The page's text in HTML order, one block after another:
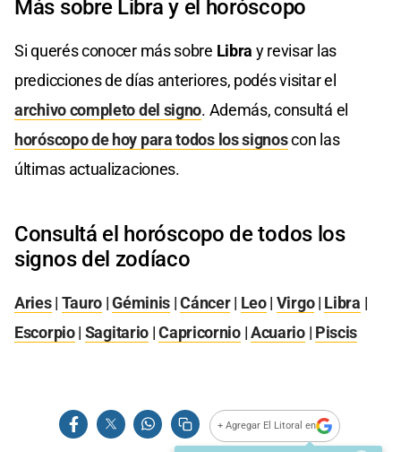
Más sobre Libra y el horóscopo
Si querés conocer más sobre Libra y revisar las
predicciones de días anteriores, podés visitar el
archivo completo del signo. Además, consultá el
horóscopo de hoy para todos los signoscon las
últimas actualizaciones.
Consultá el horóscopo de todos los
signos del zodíaco
Aries| Tauro |Géminis |Cáncer| Leo| Virgo| Libra |
Escorpio| Sagitario |Capricornio|Acuario| Piscis
+ Agregar El Litoral en